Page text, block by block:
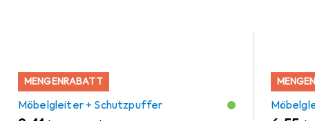
MENGENRABATT
Möbelgleiter + Schutzpuffer